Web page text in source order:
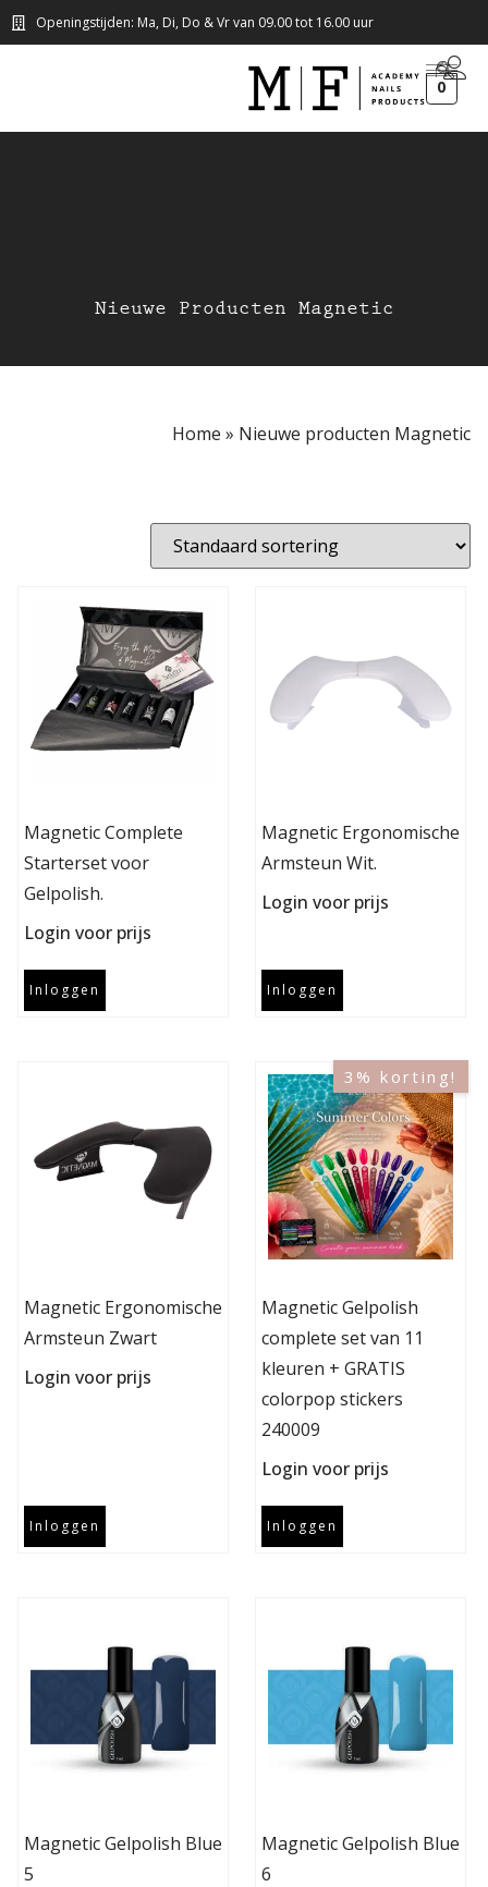
Openingstijden: Ma, Di, Do & Vr van 09.00 tot 16.00 uur
0
Nieuwe Producten Magnetic
Home » Nieuwe producten Magnetic
Magnetic Complete
Starterset voor
Gelpolish.
Login voor prijs
Inloggen
Magnetic Ergonomische
Armsteun Wit.
Login voor prijs
Inloggen
Magnetic Ergonomische
Armsteun Zwart
Login voor prijs
Inloggen
3% korting!
Magnetic Gelpolish
complete set van 11
kleuren + GRATIS
colorpop stickers
240009
Login voor prijs
Inloggen
Magnetic Gelpolish Blue
5
Magnetic Gelpolish Blue
6